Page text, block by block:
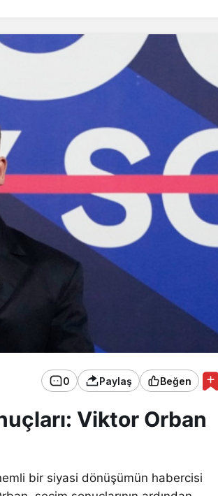
0 Paylaş Beğen
Viktor Orban
bir siyasi dönüşümün habercisi